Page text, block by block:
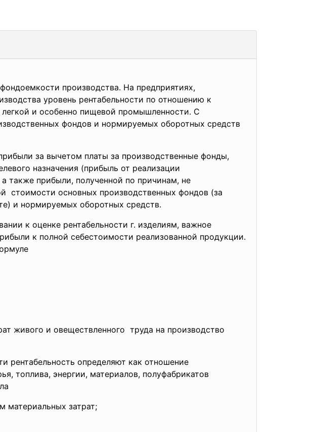
производства. На предприятиях,
уровень рентабельности по отношению к
и особенно пищевой промышленности. С
фондов и нормируемых оборотных средств
за вычетом платы за производственные фонды,
назначения (прибыль от реализации
также прибыли, полученной по причинам, не
стоимости основных производственных фондов (за
и нормируемых оборотных средств.
к оценке рентабельности г. изделиям, важное
к полной себестоимости реализованной продукции.
живого и овеществленного труда на производство
определяют как отношение
топлива, энергии, материалов, полуфабрикатов
материальных затрат;